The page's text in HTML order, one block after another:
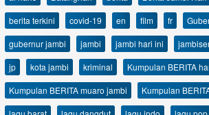
berita terkini
covid-19 en film fr
gubernur jambi
jambi jambi hari ini
jp
kota jambi kriminal
Kumpulan BERITA
Kumpulan BERITA muaro jambi
Kumpulan